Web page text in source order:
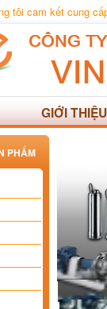
tôi cam kết cung
GIỚI THIỆU
PHẨM